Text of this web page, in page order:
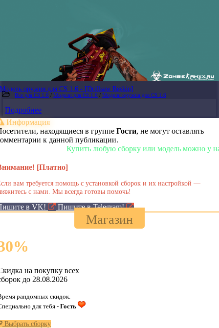
Модель оружия для CS 1.6 - [Drillsaw Reskin]
Все для CS 1.6 / Модели для CS 1.6 / Модели оружия для CS 1.6
Подробнее
Информация
находящиеся в группе Гости, не могут оставлять
к данной публикации.
Купить любую сборку или модель можно у нас в
[Платно]
вам требуется помощь с установкой сборок и их настройкой —
с нами. Мы всегда готовы помочь!
в VK! Пишите в Telegram!
Магазин
%
на покупку всех
до 28.08.2026
рандомных скидок.
для тебя - Гость
Выбрать сборку